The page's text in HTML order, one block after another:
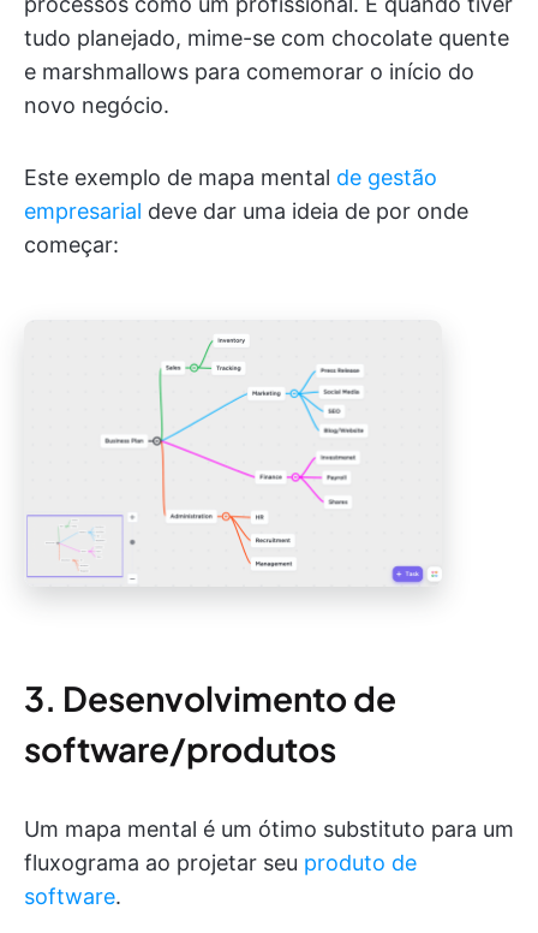
tudo planejado, mime-se com chocolate quente
e marshmallows para comemorar o início do
novo negócio.
Este exemplo de mapa mental de gestão
empresarial deve dar uma ideia de por onde
começar:
3. Desenvolvimento de
software/produtos
Um mapa mental é um ótimo substituto para um
fluxograma ao projetar seu produto de
software.